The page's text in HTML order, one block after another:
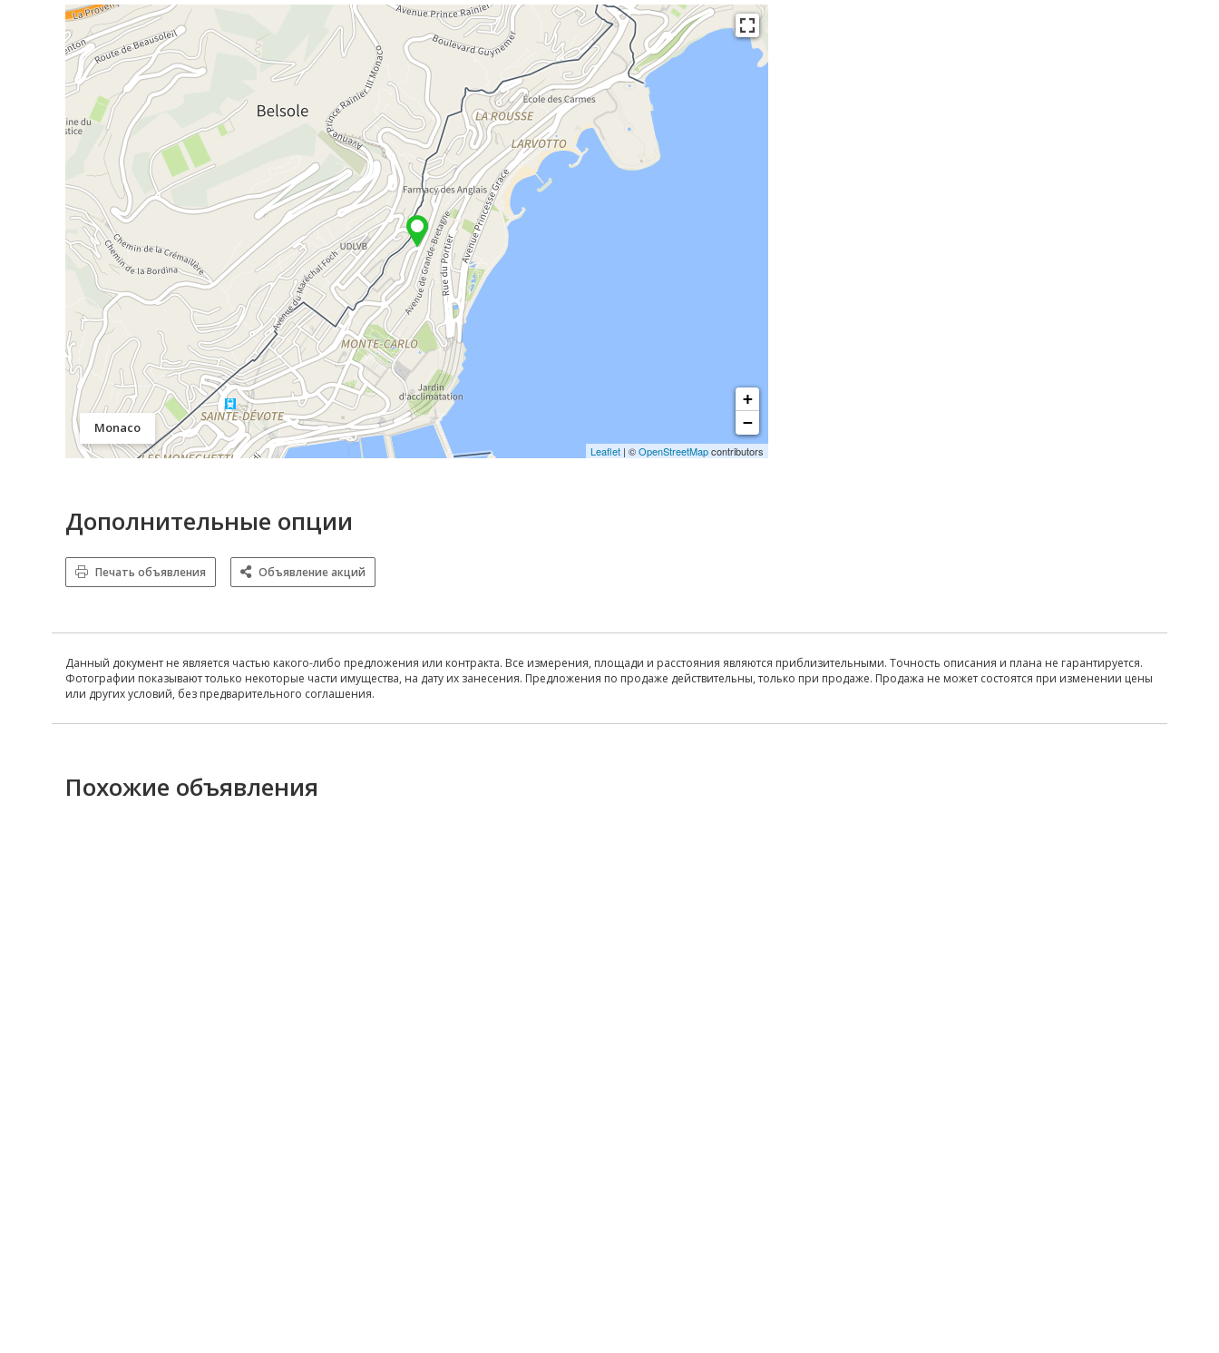
Monaco
+
−
Leaflet | ©OpenStreetMapcontributors
Дополнительные опции
Печать объявления Объявление акций
Данный документ не является частью какого-либо предложения или контракта. Все измерения, площади и расстояния являются приблизительными. Точность описания и плана не гарантируется.
Фотографии показывают только некоторые части имущества, на дату их занесения. Предложения по продаже действительны, только при продаже. Продажа не может состоятся при изменении цены
или других условий, без предварительного соглашения.
Похожие объявления